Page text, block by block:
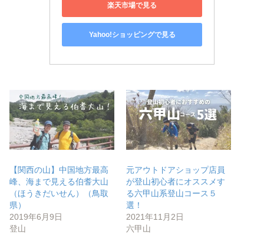
楽天市場で見る
Yahoo!ショッピングで見る
【関西の山】中国地方最高
峰、海まで見える伯耆大山
（ほうきだいせん）（鳥取
県）
2019年6月9日
登山
元アウトドアショップ店員
が登山初心者にオススメす
る六甲山系登山コース５
選！
2021年11月2日
六甲山